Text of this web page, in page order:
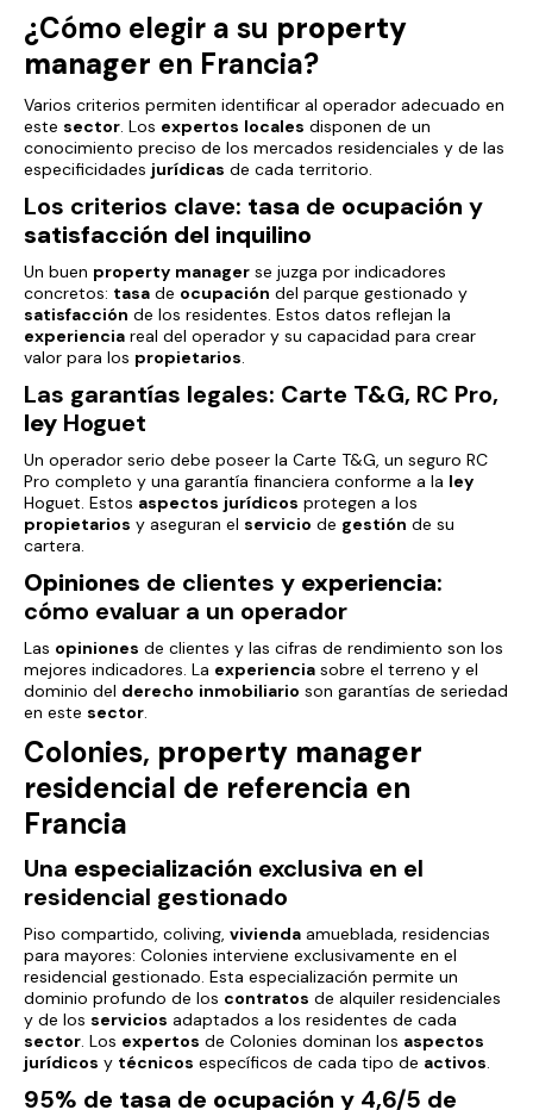
¿Cómo elegir a su property
manager en Francia?
Varios criterios permiten identificar al operador adecuado en
este sector. Los expertos locales disponen de un
conocimiento preciso de los mercados residenciales y de las
especificidades jurídicas de cada territorio.
Los criterios clave: tasa de ocupación y
satisfacción del inquilino
Un buen property manager se juzga por indicadores
concretos: tasa de ocupación del parque gestionado y
satisfacción de los residentes. Estos datos reflejan la
experiencia real del operador y su capacidad para crear
valor para los propietarios.
Las garantías legales: Carte T&G, RC Pro,
ley Hoguet
Un operador serio debe poseer la Carte T&G, un seguro RC
Pro completo y una garantía financiera conforme a la ley
Hoguet. Estos aspectos jurídicos protegen a los
propietarios y aseguran el servicio de gestión de su
cartera.
Opiniones de clientes y experiencia:
cómo evaluar a un operador
Las opiniones de clientes y las cifras de rendimiento son los
mejores indicadores. La experiencia sobre el terreno y el
dominio del derecho inmobiliario son garantías de seriedad
en este sector.
Colonies, property manager
residencial de referencia en
Francia
Una especialización exclusiva en el
residencial gestionado
Piso compartido, coliving, vivienda amueblada, residencias
para mayores: Colonies interviene exclusivamente en el
residencial gestionado. Esta especialización permite un
dominio profundo de los contratos de alquiler residenciales
y de los servicios adaptados a los residentes de cada
sector. Los expertos de Colonies dominan los aspectos
jurídicos y técnicos específicos de cada tipo de activos.
95% de tasa de ocupación y 4,6/5 de